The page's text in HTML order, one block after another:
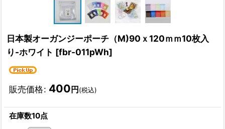
日本製オーガンジーポーチ（M)90ｘ120ｍｍ10枚入
り-ホワイト [fbr-011pWh]
販売価格: 400 円 (税込)
在庫数10点